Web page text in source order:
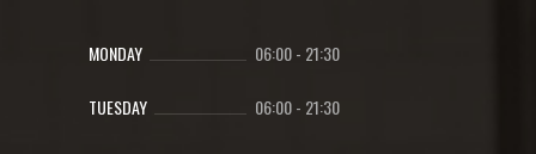
MONDAY 06:00- 21:30
TUESDAY 06:00- 21:30